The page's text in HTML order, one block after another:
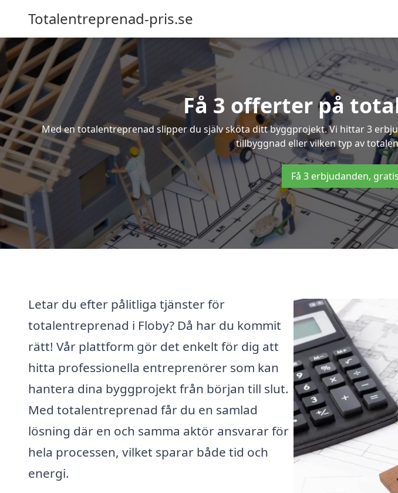
Totalentreprenad-pris.se
Få 3 offerter på
Med en totalentreprenad slipper du själv sköta ditt byggprojekt. Vi hittar 3
tillbyggnad eller vilken typ av
Få 3 erbjudanden,
Letar du efter pålitliga tjänster för
totalentreprenad i Floby? Då har du kommit
rätt! Vår plattform gör det enkelt för dig att
hitta professionella entreprenörer som kan
hantera dina byggprojekt från början till slut.
Med totalentreprenad får du en samlad
lösning där en och samma aktör ansvarar för
hela processen, vilket sparar både tid och
energi.